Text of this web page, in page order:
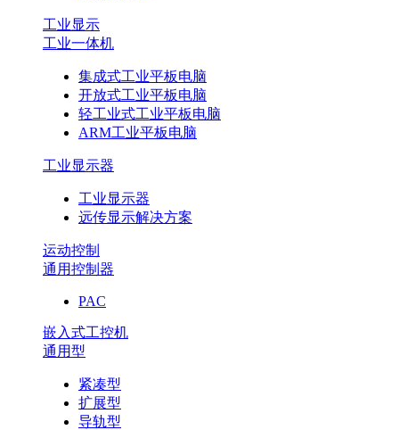
工业显示
工业一体机
集成式工业平板电脑
开放式工业平板电脑
轻工业式工业平板电脑
ARM工业平板电脑
工业显示器
工业显示器
远传显示解决方案
运动控制
通用控制器
PAC
嵌入式工控机
通用型
紧凑型
扩展型
导轨型